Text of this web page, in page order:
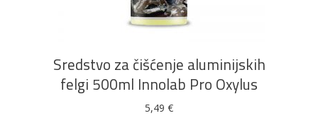
Sredstvo za čišćenje aluminijskih
felgi 500ml Innolab Pro Oxylus
5,49 €